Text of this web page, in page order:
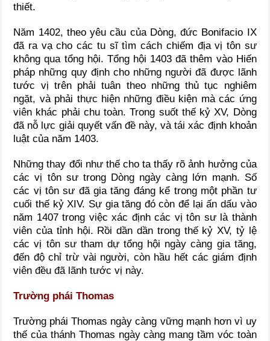
thiết.
Năm 1402, theo yêu cầu của Dòng, đức Bonifacio IX
đã ra vạ cho các tu sĩ tìm cách chiếm địa vị tôn sư
không qua tổng hội. Tổng hội 1403 đã thêm vào Hiến
pháp những quy định cho những người đã được lãnh
tước vị trên phải tuân theo những thủ tục nghiêm
ngặt, và phải thực hiện những điều kiện mà các ứng
viên khác phải chu toàn. Trong suốt thế kỷ XV, Dòng
đã nỗ lực giải quyết vấn đề này, và tái xác định khoản
luật của năm 1403.
Những thay đổi như thế cho ta thấy rõ ảnh hưởng của
các vị tôn sư trong Dòng ngày càng lớn mạnh. Số
các vị tôn sư đã gia tăng đáng kể trong một phần tư
cuối thế kỷ XIV. Sự gia tăng đó còn để lại ấn dấu vào
năm 1407 trong việc xác định các vị tôn sư là thành
viên của tỉnh hội. Rồi dần dần trong thế kỷ XV, tỷ lệ
các vị tôn sư tham dự tổng hội ngày càng gia tăng,
đến độ chỉ trừ vài người, còn hầu hết các giám định
viên đều đã lãnh tước vị này.
Trường phái Thomas
Trường phái Thomas ngày càng vững mạnh hơn vì uy
thế của thánh Thomas ngày càng mang tầm vóc toàn